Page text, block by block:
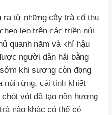
ra từ những cây trà cổ thụ
leo trên các triền núi
quanh năm và khí hậu
người dân hái bằng
khi sương còn đọng
núi rừng, cái tinh khiết
vót đã tạo nên hương
nào khác có thể có